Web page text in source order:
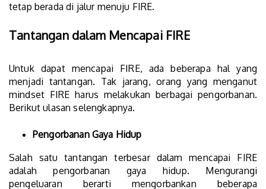
tetap berada di jalur menuju FIRE.
Tantangan dalam Mencapai FIRE
Untuk dapat mencapai FIRE, ada beberapa hal yang
menjadi tantangan. Tak jarang, orang yang menganut
mindset FIRE harus melakukan berbagai pengorbanan.
Berikut ulasan selengkapnya.
Pengorbanan Gaya Hidup
Salah satu tantangan terbesar dalam mencapai FIRE
adalah pengorbanan gaya hidup. Mengurangi
pengeluaran berarti mengorbankan beberapa